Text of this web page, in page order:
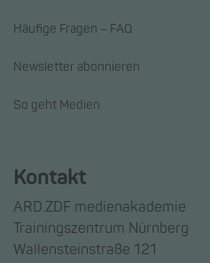
Häufige Fragen – FAQ
Newsletter abonnieren
So geht Medien
Kontakt
ARD.ZDF medienakademie
Trainingszentrum Nürnberg
Wallensteinstraße 121